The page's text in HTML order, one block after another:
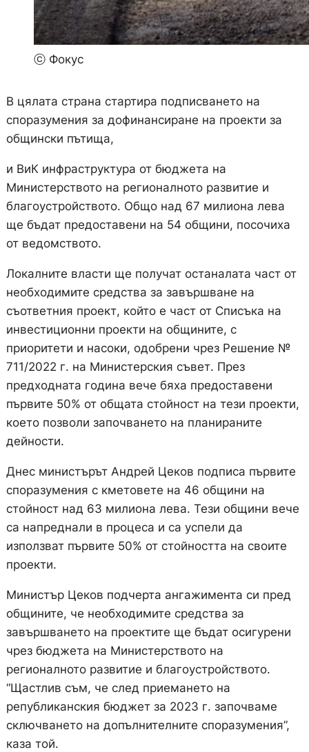
ⓒ Фокус
В цялата страна стартира подписването на
споразумения за дофинансиране на проекти за
общински пътища,
и ВиК инфраструктура от бюджета на
Министерството на регионалното развитие и
благоустройството. Общо над 67 милиона лева
ще бъдат предоставени на 54 общини, посочиха
от ведомството.
Локалните власти ще получат останалата част от
необходимите средства за завършване на
съответния проект, който е част от Списъка на
инвестиционни проекти на общините, с
приоритети и насоки, одобрени чрез Решение №
711/2022 г. на Министерския съвет. През
предходната година вече бяха предоставени
първите 50% от общата стойност на тези проекти,
което позволи започването на планираните
дейности.
Днес министърът Андрей Цеков подписа първите
споразумения с кметовете на 46 общини на
стойност над 63 милиона лева. Тези общини вече
са напреднали в процеса и са успели да
използват първите 50% от стойността на своите
проекти.
Министър Цеков подчерта ангажимента си пред
общините, че необходимите средства за
завършването на проектите ще бъдат осигурени
чрез бюджета на Министерството на
регионалното развитие и благоустройството.
“Щастлив съм, че след приемането на
републиканския бюджет за 2023 г. започваме
сключването на допълнителните споразумения”,
каза той.